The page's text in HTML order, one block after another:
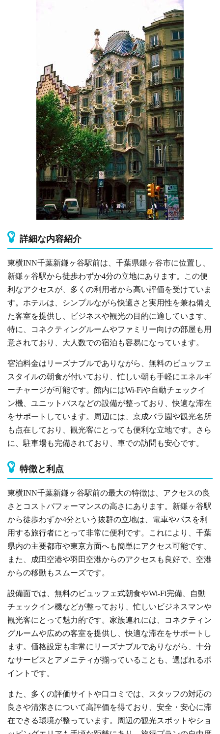
詳細な内容紹介
東横INN千葉新鎌ヶ谷駅前は、千葉県鎌ヶ谷市に位置し、
新鎌ヶ谷駅から徒歩わずか4分の立地にあります。この便
利なアクセスが、多くの利用者から高い評価を受けていま
す。ホテルは、シンプルながら快適さと実用性を兼ね備え
た客室を提供し、ビジネスや観光の目的に適しています。
特に、コネクティングルームやファミリー向けの部屋も用
意されており、大人数での宿泊も容易になっています。
宿泊料金はリーズナブルでありながら、無料のビュッフェ
スタイルの朝食が付いており、忙しい朝も手軽にエネルギ
ーチャージが可能です。館内にはWi-Fiや自動チェックイ
ン機、ユニットバスなどの設備が整っており、快適な滞在
をサポートしています。周辺には、京成バラ園や観光名所
も点在しており、観光客にとっても便利な立地です。さら
に、駐車場も完備されており、車での訪問も安心です。
特徴と利点
東横INN千葉新鎌ヶ谷駅前の最大の特徴は、アクセスの良
さとコストパフォーマンスの高さにあります。新鎌ヶ谷駅
から徒歩わずか4分という抜群の立地は、電車やバスを利
用する旅行者にとって非常に便利です。これにより、千葉
県内の主要都市や東京方面へも簡単にアクセス可能です。
また、成田空港や羽田空港からのアクセスも良好で、空港
からの移動もスムーズです。
設備面では、無料のビュッフェ式朝食やWi-Fi完備、自動
チェックイン機などが整っており、忙しいビジネスマンや
観光客にとって魅力的です。家族連れには、コネクティン
グルームや広めの客室を提供し、快適な滞在をサポートし
ます。価格設定も非常にリーズナブルでありながら、十分
なサービスとアメニティが揃っていることも、選ばれるポ
イントです。
また、多くの評価サイトや口コミでは、スタッフの対応の
良さや清潔さについて高評価を得ており、安全・安心に滞
在できる環境が整っています。周辺の観光スポットやショ